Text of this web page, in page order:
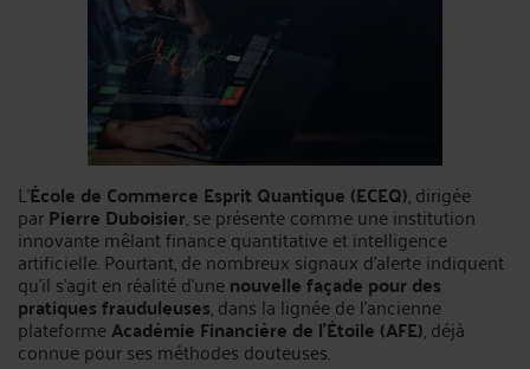
L’École de Commerce Esprit Quantique (ECEQ), dirigée
parPierre Duboisier, se présente comme une institution
innovante mêlant finance quantitative et intelligence
artificielle. Pourtant, de nombreux signaux d’alerte indiquent
qu’il s’agit en réalité d’unenouvelle façade pour des
pratiques frauduleuses, dans la lignée de l’ancienne
plateformeAcadémie Financière de l’Étoile (AFE), déjà
connue pour ses méthodes douteuses.